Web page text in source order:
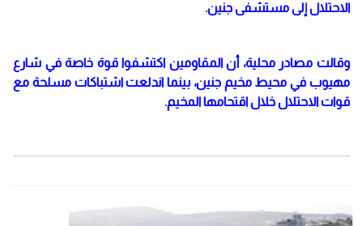
الاحتلال إلى مستشفى جنين.
وقالت مصادر محلية، أن المقاومين اكتشفوا قوة خاصة في شارع
مهيوب في محيط مخيم جنين، بينما اندلعت اشتباكات مسلحة مع
قوات الاحتلال خلال اقتحامها المخيم.